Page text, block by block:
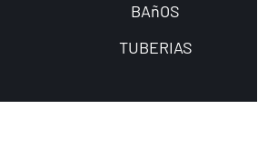
BAñOS
TUBERIAS